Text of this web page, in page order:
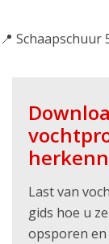
📍 Schaapschuur
Last van
gids hoe u
opsporen en